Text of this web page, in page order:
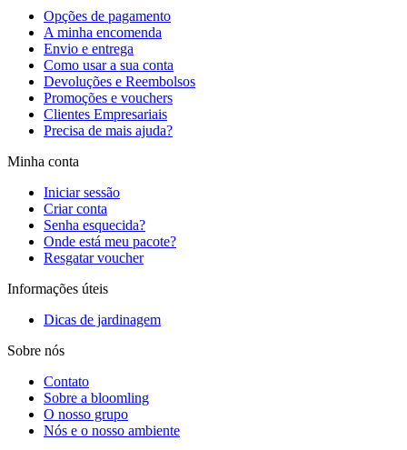
Opções de pagamento
A minha encomenda
Envio e entrega
Como usar a sua conta
Devoluções e Reembolsos
Promoções e vouchers
Clientes Empresariais
Precisa de mais ajuda?
Minha conta
Iniciar sessão
Criar conta
Senha esquecida?
Onde está meu pacote?
Resgatar voucher
Informações úteis
Dicas de jardinagem
Sobre nós
Contato
Sobre a bloomling
O nosso grupo
Nós e o nosso ambiente